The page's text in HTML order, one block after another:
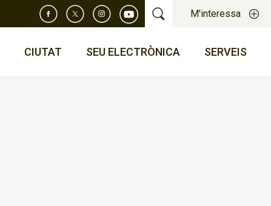
M'interessa
CIUTAT SEU ELECTRÒNICA SERVEIS